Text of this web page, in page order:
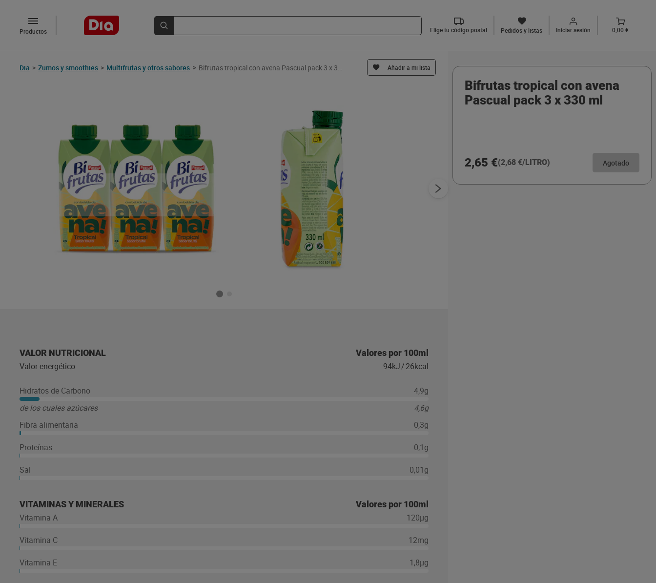
Productos Elige tu código postal Pedidos y listas Iniciar sesión 0,00 €
Dia > Zumos y smoothies > Multifrutas y otros sabores > Añadir a mi lista
VALOR NUTRICIONAL Valores por 100ml
Valor energético 94kJ/26kcal
Hidratos de Carbono
4,9g
de los cuales azúcares
4,6g
Fibra alimentaria
0,3g
Proteínas 0,1g
Sal 0,01g
VITAMINAS Y MINERALES Valores por 100ml
Vitamina A 120µg
Vitamina C 12mg
Vitamina E 1,8µg
Bifrutas tropical con avena
Pascual pack 3 x 330 ml
2,65 €(2,68 €/LITRO) Agotado